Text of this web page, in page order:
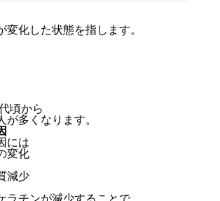
変化した状態を指します。
頃から
が多くなります。
には
変化
減少
ラチンが減少することで、